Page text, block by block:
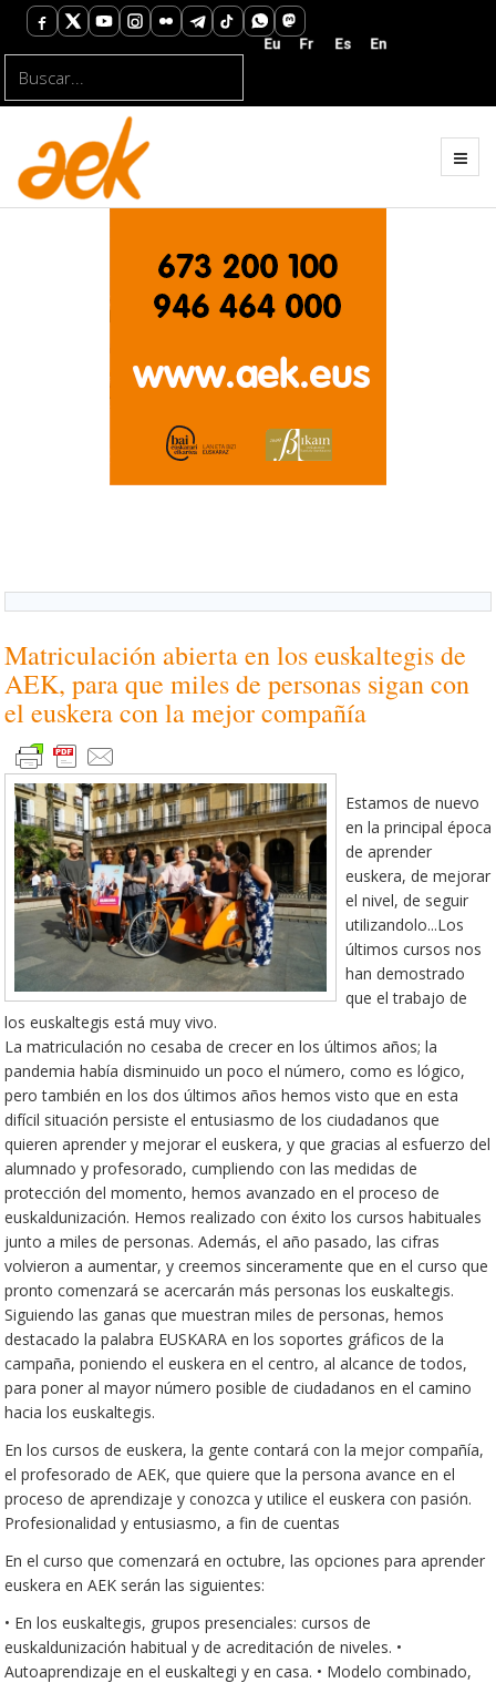
Matriculación abierta en los euskaltegis de
AEK, para que miles de personas sigan con
el euskera con la mejor compañía
Estamos de nuevo
en la principal época
de aprender
euskera, de mejorar
el nivel, de seguir
utilizandolo...Los
últimos cursos nos
han demostrado
que el trabajo de
los euskaltegis está muy vivo.
La matriculación no cesaba de crecer en los últimos años; la
pandemia había disminuido un poco el número, como es lógico,
pero también en los dos últimos años hemos visto que en esta
difícil situación persiste el entusiasmo de los ciudadanos que
quieren aprender y mejorar el euskera, y que gracias al esfuerzo del
alumnado y profesorado, cumpliendo con las medidas de
protección del momento, hemos avanzado en el proceso de
euskaldunización. Hemos realizado con éxito los cursos habituales
junto a miles de personas. Además, el año pasado, las cifras
volvieron a aumentar, y creemos sinceramente que en el curso que
pronto comenzará se acercarán más personas los euskaltegis.
Siguiendo las ganas que muestran miles de personas, hemos
destacado la palabra EUSKARA en los soportes gráficos de la
campaña, poniendo el euskera en el centro, al alcance de todos,
para poner al mayor número posible de ciudadanos en el camino
hacia los euskaltegis.
En los cursos de euskera, la gente contará con la mejor compañía,
el profesorado de AEK, que quiere que la persona avance en el
proceso de aprendizaje y conozca y utilice el euskera con pasión.
Profesionalidad y entusiasmo, a fin de cuentas
En el curso que comenzará en octubre, las opciones para aprender
euskera en AEK serán las siguientes:
• En los euskaltegis, grupos presenciales: cursos de
euskaldunización habitual y de acreditación de niveles. •
Autoaprendizaje en el euskaltegi y en casa. • Modelo combinado,